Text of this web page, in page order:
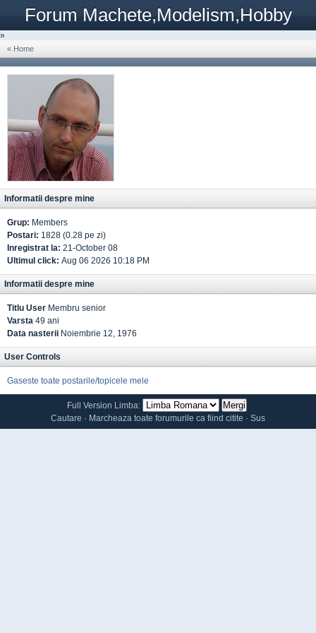
Forum Machete,Modelism,Hobby
»
« Home
Informatii despre mine
Grup: Members
Postari: 1828 (0.28 pe zi)
Inregistrat la: 21-October 08
Ultimul click: Aug 06 2026 10:18 PM
Informatii despre mine
Titlu User Membru senior
Varsta 49 ani
Data nasterii Noiembrie 12, 1976
User Controls
Gaseste toate postarile/topicele mele
Full Version Limba:
Cautare · Marcheaza toate forumurile ca fiind citite · Sus